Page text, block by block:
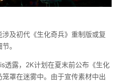
及初代《生化奇兵》重制版或复
。
透露，2K计划在夏末前公布《生化
罩在迷雾中。由于宣传素材中出